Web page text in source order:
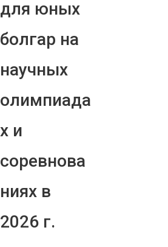
для юных
болгар на
научных
олимпиада
х и
соревнова
ниях в
2026 г.